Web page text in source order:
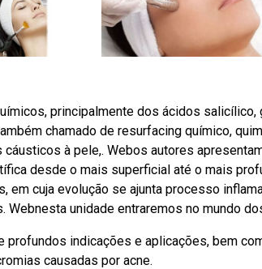
principalmente dos ácidos
chamado de resurfacing químico,
à pele,. Webos autores
desde o mais superficial até o mais
em cuja evolução se ajunta processo
unidade entraremos no mundo
profundos indicações e aplicações, bem
causadas por acne.